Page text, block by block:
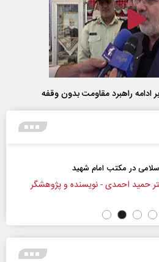
ادامه راهبرد مقاومت بدون وقفه
در مکتب امام شهید
حمید احمدی - نویسنده و پژوهشگر